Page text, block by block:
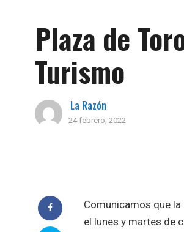
Plaza de
Turismo
La Razón
24 febrero, 2022
Comunicamos que la
el lunes y martes de